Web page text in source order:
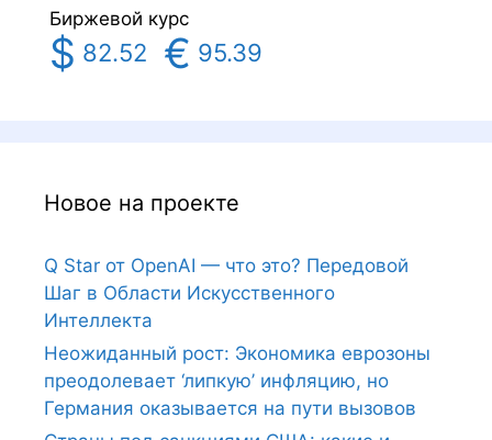
Биржевой курс
$ 82.52 € 95.39
Новое на проекте
Q Star от OpenAI — что это? Передовой
Шаг в Области Искусственного
Интеллекта
Неожиданный рост: Экономика еврозоны
преодолевает ‘липкую’ инфляцию, но
Германия оказывается на пути вызовов